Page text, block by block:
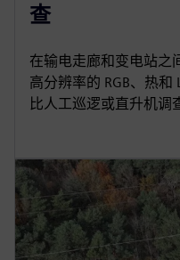
查
在输电走廊和变电站之
高分辨率的 RGB、热和
比人工巡逻或直升机调